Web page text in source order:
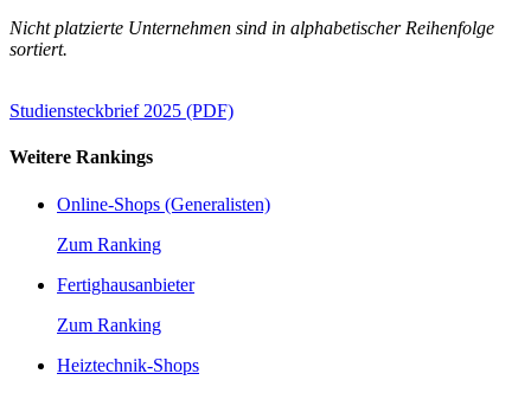
Nicht platzierte Unternehmen sind in alphabetischer Reihenfolge
sortiert.
Studiensteckbrief 2025 (PDF)
Weitere Rankings
Online-Shops (Generalisten)
Zum Ranking
Fertighausanbieter
Zum Ranking
Heiztechnik-Shops